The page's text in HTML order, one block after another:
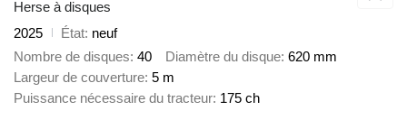
Herse à disques
2025
État neuf
Nombre de disques 40 Diamètre du disque 620 mm
Largeur de couverture 5 m
Puissance nécessaire du tracteur 175 ch